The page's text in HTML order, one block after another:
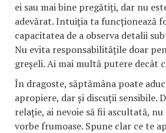
ei sau mai bine pregătiți, dar nu
adevărat. Intuiția ta funcționează
capacitatea de a observa detalii
Nu evita responsabilitățile doar
greșeli. Ai mai multă putere decât
În dragoste, săptămâna poate
apropiere, dar și discuții sensibile.
relație, ai nevoie să fii ascultată,
vorbe frumoase. Spune clar ce te